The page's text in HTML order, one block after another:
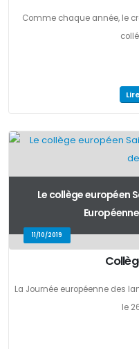
Comme chaque année, le
Le collège européen
11/10/2019
La Journée européenne des
le